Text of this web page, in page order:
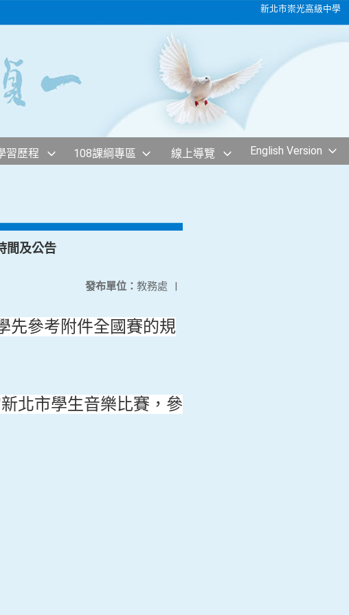
新北市崇光高級中學
習歷程 108課綱專區 線上導覽 English Version
間及公告
發布單位： 教務處 |
先參考附件全國賽的規
新北市學生音樂比賽，參